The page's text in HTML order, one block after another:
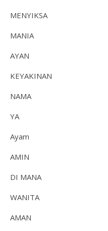
MENYIKSA
MANIA
AYAN
KEYAKINAN
NAMA
YA
Ayam
AMIN
DI MANA
WANITA
AMAN